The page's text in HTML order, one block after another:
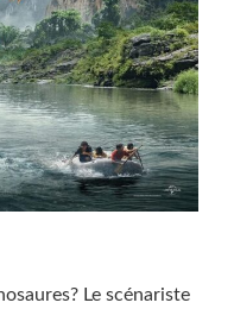
Le scénariste